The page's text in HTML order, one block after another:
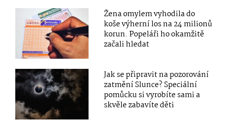
Žena omylem vyhodila do
koše výherní los na 24 milionů
korun. Popeláři ho okamžitě
začali hledat
Jak se připravit na pozorování
zatmění Slunce? Speciální
pomůcku si vyrobíte sami a
skvěle zabavíte děti